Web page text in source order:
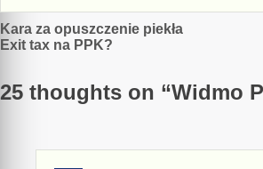
Nawigacja
wpisu
Kara za opuszczenie piekła
Exit tax na PPK?
25 thoughts on “Widmo